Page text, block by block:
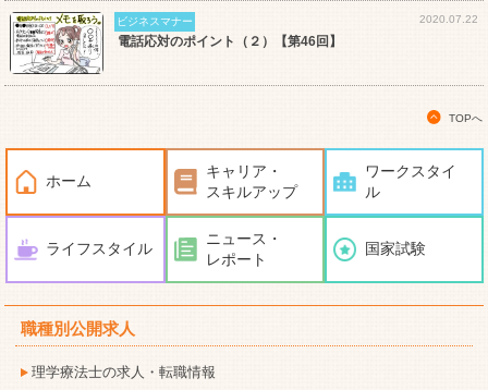
ビジネスマナー 2020.07.22
電話応対のポイント（２）【第46回】
TOPへ
ホーム
キャリア・
スキルアップ
ワークスタイ
ル
ライフスタイル
ニュース・
レポート
国家試験
職種別公開求人
理学療法士の求人・転職情報